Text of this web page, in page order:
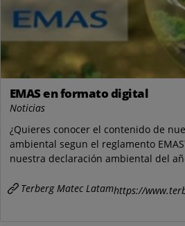
EMAS en formato digital
Noticias
¿Quieres conocer el contenido de
ambiental segun el reglamento
nuestra declaración ambiental del
Terberg Matec Latamhttps://